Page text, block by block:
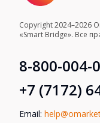
Copyright 2024–2026
«Smart Bridge». Все
8-800-004-
+7 (7172)
Email: